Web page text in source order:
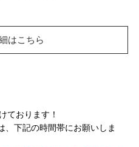
はこちら
ております！
、下記の時間帯にお願いしま